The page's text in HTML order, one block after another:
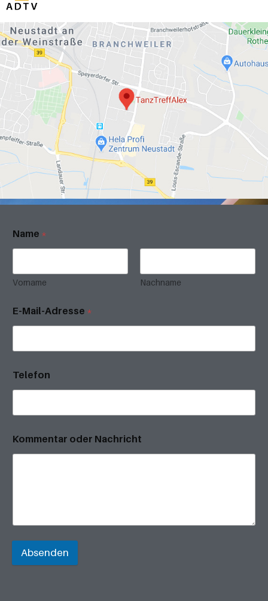
Name *
Vorname Nachname
E-Mail-Adresse *
Telefon
Kommentar oder Nachricht
Absenden